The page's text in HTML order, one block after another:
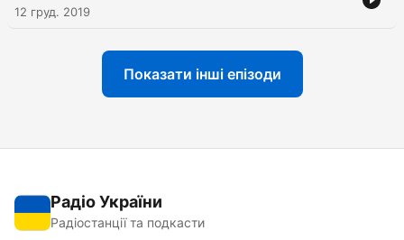
12 груд. 2019
Показати інші епізоди
Радіо України
Радіостанції та подкасти